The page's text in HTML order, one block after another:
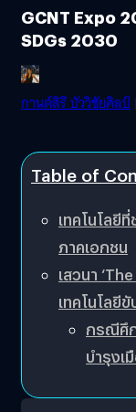
GCNT Expo
SDGs 2030
กานต์สิรี บัววิชัยศิลป์
Table of
เทคโนโลยี
ภาคเอกชน
เสวนา
เทคโนโลยี
กรณีศึก
บำรุงเ